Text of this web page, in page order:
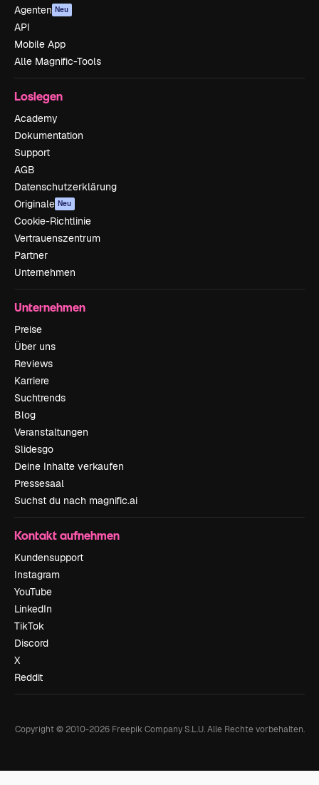
Agenten Neu
API
Mobile App
Alle Magnific-Tools
Loslegen
Academy
Dokumentation
Support
AGB
Datenschutzerklärung
Originale Neu
Cookie-Richtlinie
Vertrauenszentrum
Partner
Unternehmen
Unternehmen
Preise
Über uns
Reviews
Karriere
Suchtrends
Blog
Veranstaltungen
Slidesgo
Deine Inhalte verkaufen
Pressesaal
Suchst du nach magnific.ai
Kontakt aufnehmen
Kundensupport
Instagram
YouTube
LinkedIn
TikTok
Discord
X
Reddit
Copyright © 2010-2026Freepik Company S.L.U. Alle Rechte vorbehalten.